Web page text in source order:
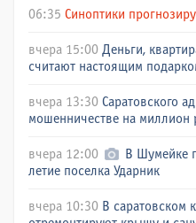
06:35 Синоптики
вчера 15:00 Деньги,
считают настоящим
вчера 13:30 Саратовского
мошенничестве на миллион
вчера 12:00
В Шумейке
летие поселка Ударник
вчера 10:30 В саратовском